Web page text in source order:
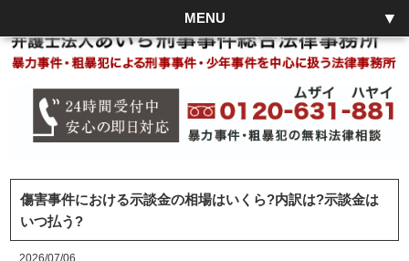
MENU
傷害事件における示談金の相場はいくら?内訳は?示談金は
いつ払う?